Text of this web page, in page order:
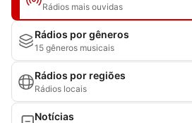
Rádios mais ouvidas
Rádios por gêneros
15 gêneros musicais
Rádios por regiões
Rádios locais
Notícias